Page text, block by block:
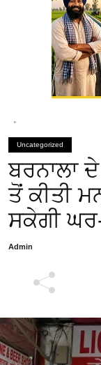
Uncategorized
ਬਰਨਾਲਾ
ਤੋਂ ਕੀਤੀ
ਸਕੇਗੀ
Admin